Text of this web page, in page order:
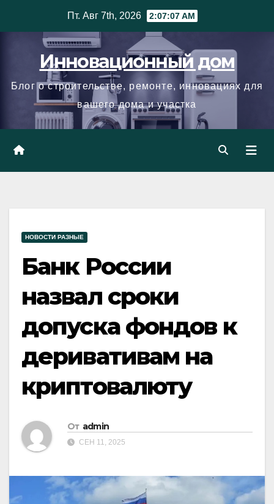
Пт. Авг 7th, 2026 2:07:08 AM
Инновационный дом
Блог о строительстве, ремонте, инновациях для
вашего дома и участка
НОВОСТИ РАЗНЫЕ
Банк России
назвал сроки
допуска фондов к
деривативам на
криптовалюту
От admin
СЕН 11, 2025